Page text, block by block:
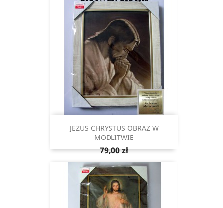
JEZUS CHRYSTUS OBRAZ W
MODLITWIE
Cena
79,00 zł